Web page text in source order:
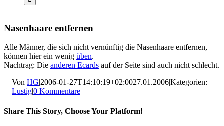
Nasenhaare entfernen
Alle Männer, die sich nicht vernünftig die Nasenhaare entfernen,
können hier ein wenig üben.
Nachtrag: Die anderen Ecards auf der Seite sind auch nicht schlecht.
Von HG|2006-01-27T14:10:19+02:0027.01.2006|Kategorien:
Lustig|0 Kommentare
Share This Story, Choose Your Platform!